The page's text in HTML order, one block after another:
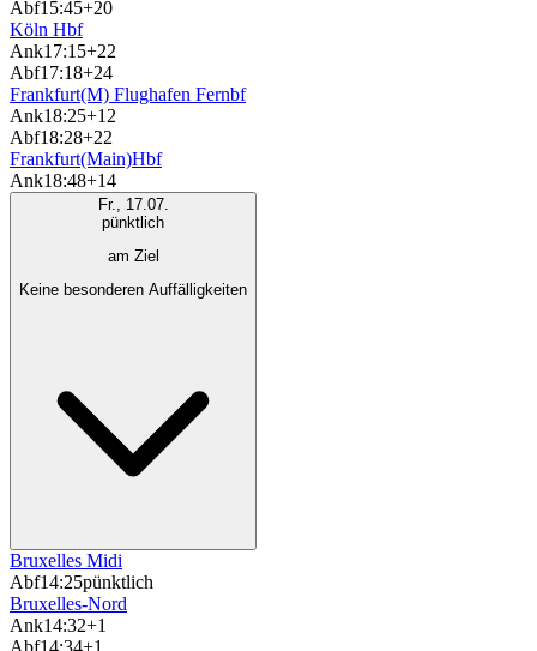
Abf15:45+20
Köln Hbf
Ank17:15+22
Abf17:18+24
Frankfurt(M) Flughafen Fernbf
Ank18:25+12
Abf18:28+22
Frankfurt(Main)Hbf
Ank18:48+14
Fr., 17.07.
pünktlich
am Ziel
Keine besonderen Auffälligkeiten
Bruxelles Midi
Abf14:25pünktlich
Bruxelles-Nord
Ank14:32+1
Abf14:34+1